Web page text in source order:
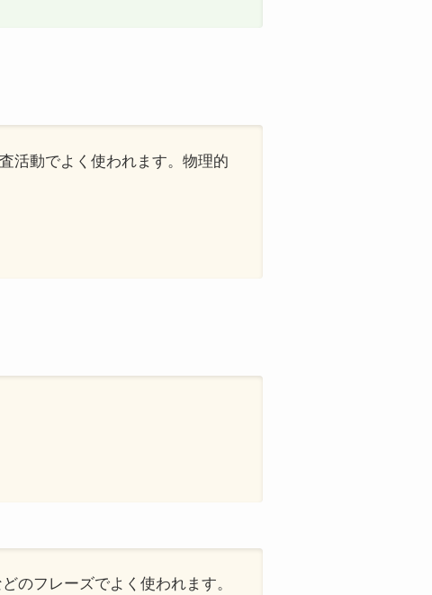
活動でよく使われます。物理的
のフレーズでよく使われます。